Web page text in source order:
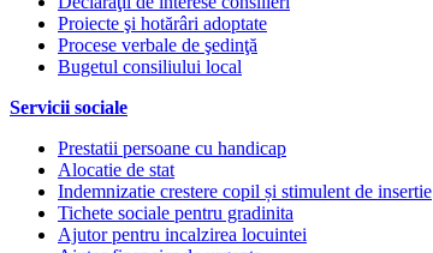
Proiecte şi hotărâri adoptate
Procese verbale de şedinţă
Bugetul consiliului local
Servicii sociale
Prestatii persoane cu handicap
Alocatie de stat
Indemnizatie crestere copil și stimulent de insertie
Tichete sociale pentru gradinita
Ajutor pentru incalzirea locuintei